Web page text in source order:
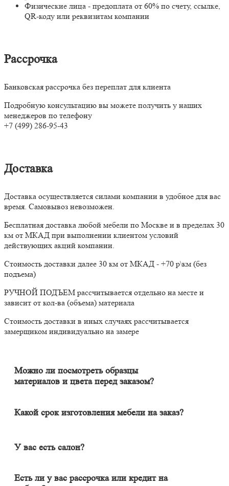
Физические лица - предоплата от 60% по счету, ссылке,
QR-коду или реквизитам компании
Рассрочка
Банковская рассрочка без переплат для клиента
Подробную консультацию вы можете получить у наших
менеджеров по телефону
+7 (499) 286-95-43
Доставка
Доставка осуществляется силами компании в удобное для вас
время. Самовывоз невозможен.
Бесплатная доставка любой мебели по Москве и в пределах 30
км от МКАД при выполнении клиентом условий
действующих акций компании.
Стоимость доставки далее 30 км от МКАД - +70 р\км (без
подъема)
РУЧНОЙ ПОДЪЕМ рассчитывается отдельно на месте и
зависит от кол-ва (объема) материала
Стоимость доставки в иных случаях рассчитывается
замерщиком индивидуально на замере
Можно ли посмотреть образцы
материалов и цвета перед заказом?
месте в собственном освещении увидеть, как будут выглядеть
Какой срок изготовления мебели на заказ?
среднем цикл производства большей части изделий составляет
У вас есть салон?
компаний в Москве и области. Мебель вся индивидуальная (не
Есть ли у вас рассрочка или кредит на